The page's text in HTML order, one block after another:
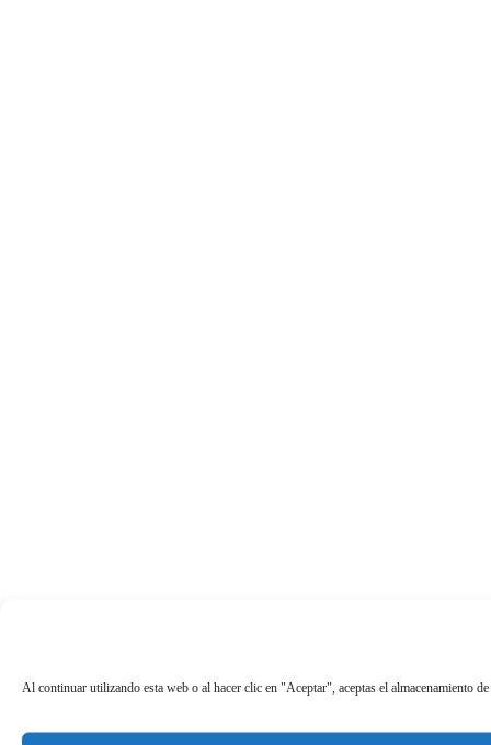
Al continuar utilizando esta web o al hacer clic en "Aceptar", aceptas el almacenamiento